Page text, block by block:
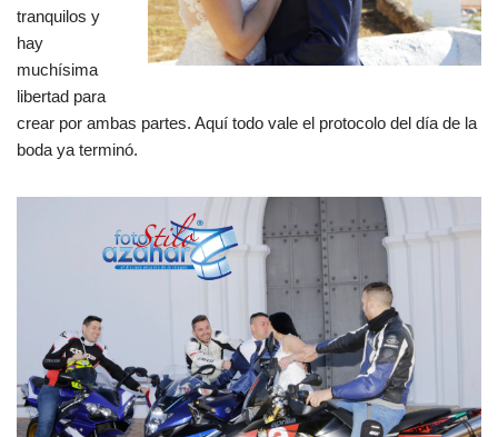
tranquilos y
hay
muchísima
libertad para
crear por ambas partes. Aquí todo vale el protocolo del día de la
boda ya terminó.